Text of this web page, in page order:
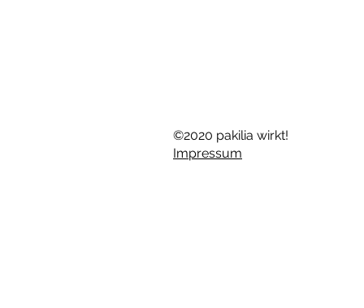
©2020 pakilia wirkt!
Impressum